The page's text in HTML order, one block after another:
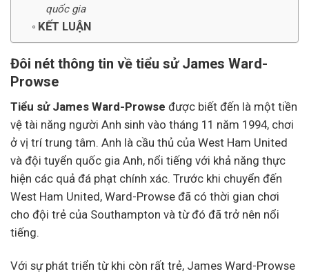
quốc gia
KẾT LUẬN
Đôi nét thông tin về tiểu sử James Ward-
Prowse
Tiểu sử James Ward-Prowse được biết đến là một tiền
vệ tài năng người Anh sinh vào tháng 11 năm 1994, chơi
ở vị trí trung tâm. Anh là cầu thủ của West Ham United
và đội tuyển quốc gia Anh, nổi tiếng với khả năng thực
hiện các quả đá phạt chính xác. Trước khi chuyển đến
West Ham United, Ward-Prowse đã có thời gian chơi
cho đội trẻ của Southampton và từ đó đã trở nên nổi
tiếng.
Với sự phát triển từ khi còn rất trẻ, James Ward-Prowse